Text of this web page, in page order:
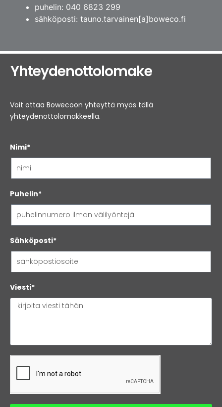
puhelin: 040 6823 299
sähköposti: tauno.tarvainen[a]boweco.fi
Yhteydenottolomake
Voit ottaa Bowecoon yhteyttä myös tällä
yhteydenottolomakkeella.
Nimi*
Puhelin*
Sähköposti*
Viesti*